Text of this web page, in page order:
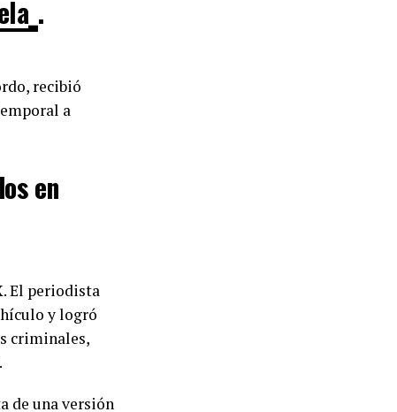
.
recibió
a
en
El periodista
y logró
criminales,
de una versión